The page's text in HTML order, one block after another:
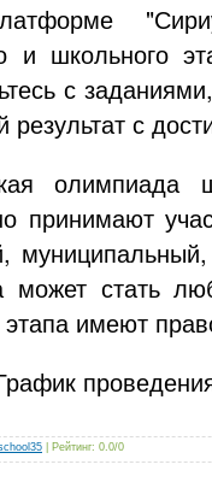
и школьного
с
результат с
олимпиада
принимают
может стать
этапа имеют
Рейтинг: 0.0/0